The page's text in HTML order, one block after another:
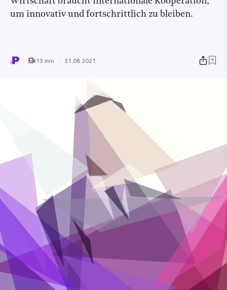
um innovativ und fortschrittlich zu bleiben.
13 min. 31.08.2021